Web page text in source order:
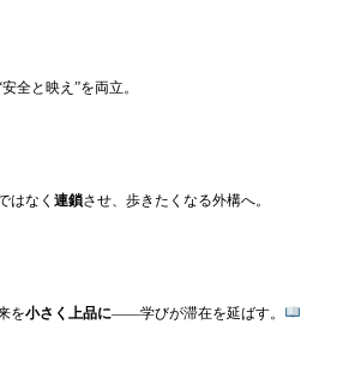
全と映え”を両立。
はなく 連鎖させ、歩きたくなる外構へ。
を小さく上品に——学びが滞在を延ばす。